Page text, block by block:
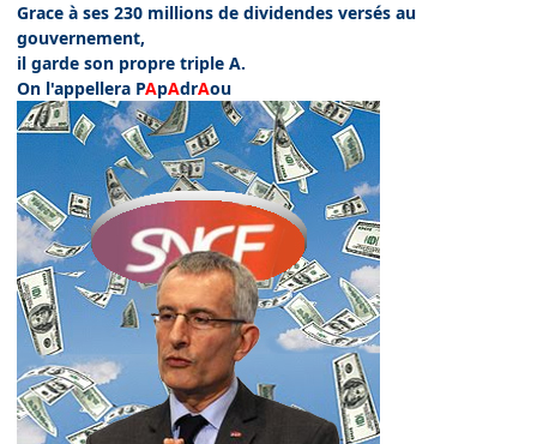
Grace à ses 230 millions de dividendes versés au
gouvernement,
il garde son propre triple A.
On l'appellera PApAdrAou